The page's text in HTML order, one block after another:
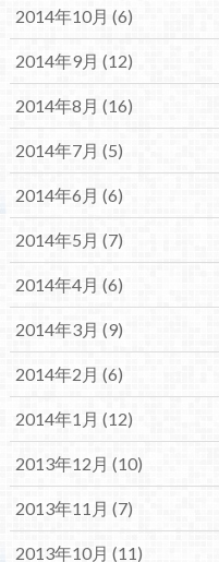
2014年10月 (6)
2014年9月 (12)
2014年8月 (16)
2014年7月 (5)
2014年6月 (6)
2014年5月 (7)
2014年4月 (6)
2014年3月 (9)
2014年2月 (6)
2014年1月 (12)
2013年12月 (10)
2013年11月 (7)
2013年10月 (11)